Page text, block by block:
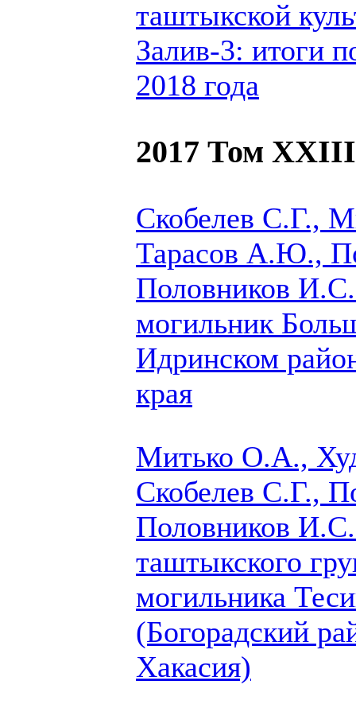
таштыкской
Залив-3: итоги
2018 года
2017 Том XXIII
Скобелев С.Г.,
Тарасов А.Ю.,
Половников И.C.
могильник
Идринском
края
Митько О.А.,
Скобелев С.Г.,
Половников И.C.
таштыкского
могильника
(Богорадский
Хакасия)